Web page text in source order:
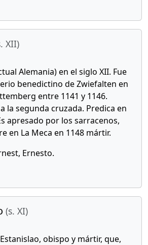
XII)
Alemania) en el siglo XII. Fue
benedictino de Zwiefalten en
entre 1141 y 1146.
la segunda cruzada. Predica en
apresado por los sarracenos,
en La Meca en 1148 mártir.
Ernesto.
(s. XI)
obispo y mártir, que,